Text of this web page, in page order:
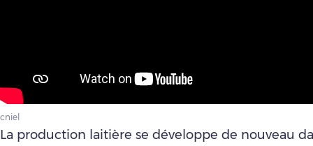
cniel
La production laitière se développe de nouveau